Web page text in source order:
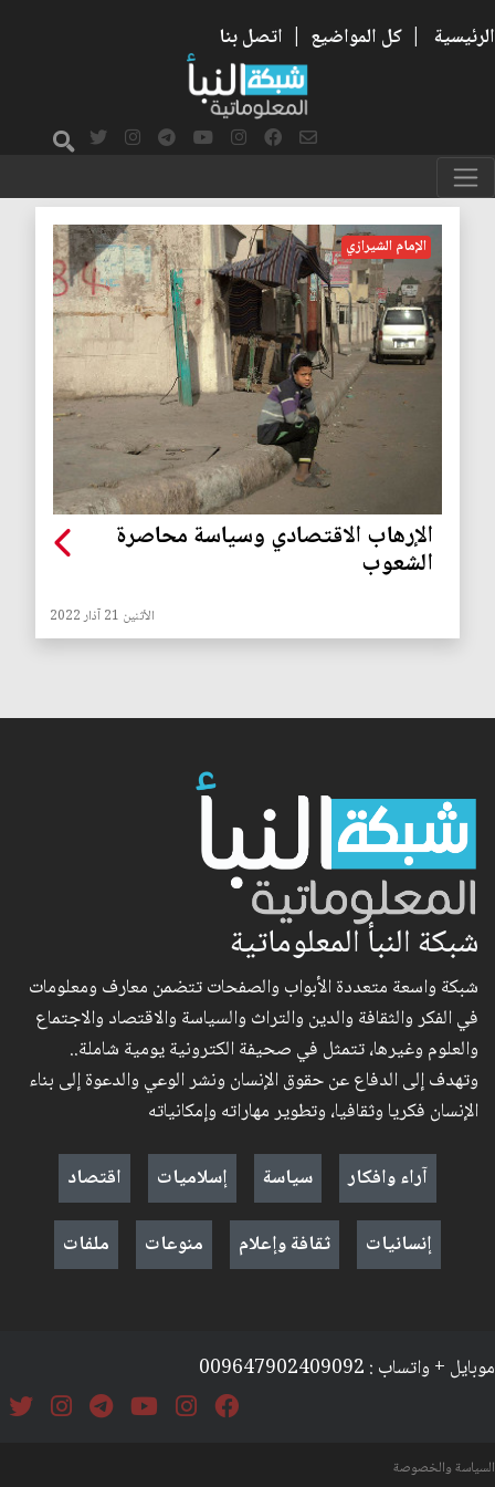
الرئيسية | كل المواضيع | اتصل بنا
الحصار الاقتصادي
الإمام الشيرازي
الإرهاب الاقتصادي وسياسة محاصرة
الشعوب
الأثنين 21 آذار 2022
شبكة النبأ المعلوماتية
شبكة واسعة متعددة الأبواب والصفحات تتضمن معارف ومعلومات
في الفكر والثقافة والدين والتراث والسياسة والاقتصاد والاجتماع
والعلوم وغيرها، تتمثل في صحيفة الكترونية يومية شاملة..
وتهدف إلى الدفاع عن حقوق الإنسان ونشر الوعي والدعوة إلى بناء
الإنسان فكريا وثقافيا، وتطوير مهاراته وإمكانياته
آراء وافكار
سياسة إسلاميات
اقتصاد
إنسانيات
ثقافة وإعلام منوعات ملفات
موبايل + واتساب : 009647902409092
السياسة والخصوصة